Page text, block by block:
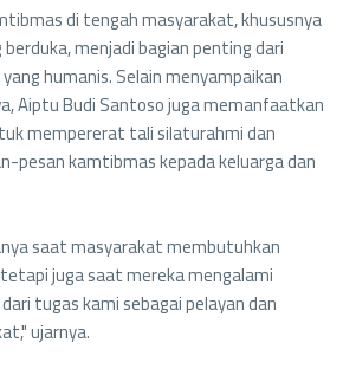
di tengah masyarakat, khususnya
menjadi bagian penting dari
humanis. Selain menyampaikan
Aiptu Budi Santoso juga memanfaatkan
mempererat tali silaturahmi dan
pesan kamtibmas kepada keluarga dan
saat masyarakat membutuhkan
juga saat mereka mengalami
tugas kami sebagai pelayan dan
ujarnya.